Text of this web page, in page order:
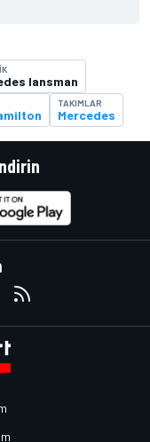
lansman
TAKIMLAR
Mercedes